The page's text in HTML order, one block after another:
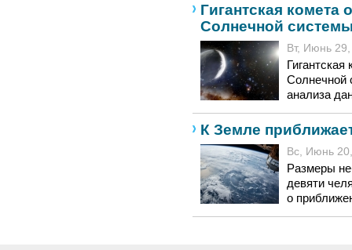
Гигантская комета
Солнечной
Вт, Июнь
Солнечной
анализа
К Земле
Вс, Июнь
Размеры
девяти
о